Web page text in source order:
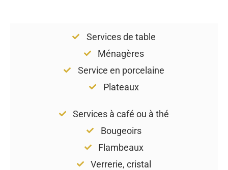
Services de table
Ménagères
Service en porcelaine
Plateaux
Services à café ou à thé
Bougeoirs
Flambeaux
Verrerie, cristal